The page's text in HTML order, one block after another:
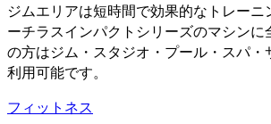
ジムエリアは短時間で効果的なトレーニ
ーチラスインパクトシリーズのマシンに
の方はジム・スタジオ・プール・スパ・
利用可能です。
フィットネス